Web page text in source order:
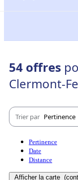
54 offres
Clermont-
Trier par Pertinence
Pertinence
Date
Distance
Afficher la carte